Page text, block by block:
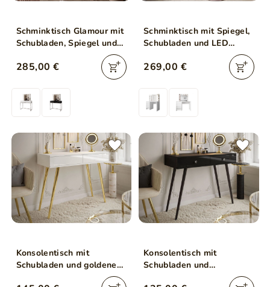
Schminktisch Glamour mit
Schubladen, Spiegel und
LED-Beleuchtung Brisa
Weiß Hochglanz
285,00 €
Schminktisch mit Spiegel,
Schubladen und LED
269,00 €
Konsolentisch mit
Schubladen und goldenen
Konsolentisch mit
Schubladen und